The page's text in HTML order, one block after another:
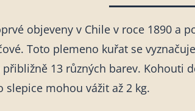
objeveny v Chile v roce 1890 a
Toto plemeno kuřat se
13 různých barev. Kohouti
slepice mohou vážit až 2 kg.